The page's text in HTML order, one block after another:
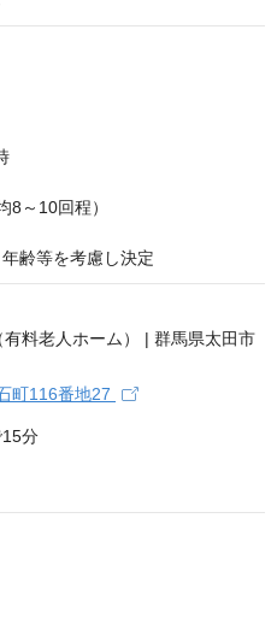
～10回程）
齢等を考慮し決定
町116番地27
15分